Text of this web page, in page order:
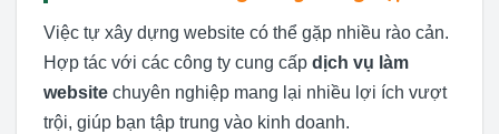
Việc tự xây dựng website có thể gặp nhiều rào cản.
Hợp tác với các công ty cung cấp dịch vụ làm
website chuyên nghiệp mang lại nhiều lợi ích vượt
trội, giúp bạn tập trung vào kinh doanh.